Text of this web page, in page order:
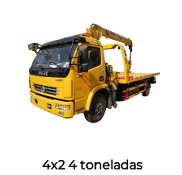
4x2 4 toneladas